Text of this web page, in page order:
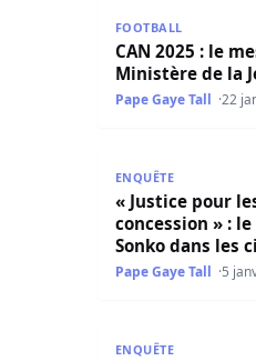
FOOTBALL
CAN 2025 : le
Ministère de la
Pape Gaye Tall 22
ENQUÊTE
« Justice pour
concession » :
Sonko dans les
Pape Gaye Tall 5
ENQUÊTE